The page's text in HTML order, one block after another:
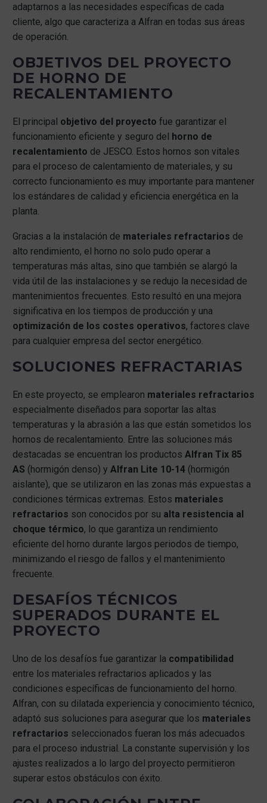
adaptarnos a las necesidades específicas de cada
cliente, algo que caracteriza a Alfran en todas sus áreas
de operación.
OBJETIVOS DEL PROYECTO
DE HORNO DE
RECALENTAMIENTO
El principal objetivo del proyecto fue garantizar el
funcionamiento eficiente y seguro del horno de
recalentamiento de JESCO. Estos hornos son vitales
para el proceso de calentamiento de materiales, y su
correcto funcionamiento es muy importante para mantener
los estándares de calidad y eficiencia energética en la
planta.
Gracias a la instalación de materiales refractarios de
alto rendimiento, el horno no solo pudo operar a
temperaturas más altas, sino que también se alargó la
vida útil de las instalaciones y se redujo la necesidad de
mantenimientos frecuentes. Esto resultó en una mejora
significativa en los tiempos de producción y una
optimización de los costes operativos, factores clave
para cualquier empresa del sector energético.
SOLUCIONES REFRACTARIAS
En este proyecto, se emplearon materiales refractarios
especialmente diseñados para soportar las altas
temperaturas y la abrasión a las que están sometidos los
hornos de recalentamiento. Entre las soluciones más
destacadas se encuentran los productos Alfran Tix 85
AS (hormigón denso) y Alfran Lite 10-14 (hormigón
aislante), que se utilizaron en las zonas más expuestas a
condiciones térmicas extremas. Estos materiales
refractarios son conocidos por su alta resistencia al
choque térmico, lo que garantiza un rendimiento
eficiente del horno durante largos periodos de tiempo,
minimizando el riesgo de fallos y el mantenimiento
frecuente.
DESAFÍOS TÉCNICOS
SUPERADOS DURANTE EL
PROYECTO
Uno de los desafíos fue garantizar la compatibilidad
entre los materiales refractarios aplicados y las
condiciones específicas de funcionamiento del horno.
Alfran, con su dilatada experiencia y conocimiento técnico,
adaptó sus soluciones para asegurar que los materiales
refractarios seleccionados fueran los más adecuados
para el proceso industrial. La constante supervisión y los
ajustes realizados a lo largo del proyecto permitieron
superar estos obstáculos con éxito.